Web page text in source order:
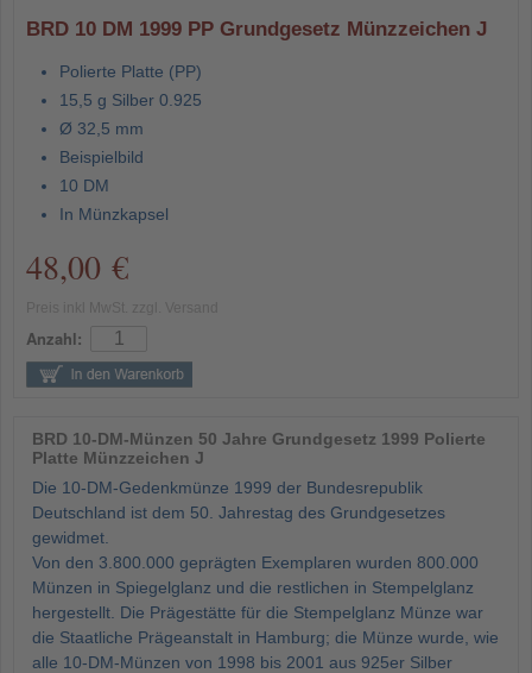
BRD 10 DM 1999 PP Grundgesetz Münzzeichen J
Polierte Platte (PP)
15,5 g Silber 0.925
Ø 32,5 mm
Beispielbild
10 DM
In Münzkapsel
48,00 €
Anzahl:
BRD 10-DM-Münzen 50 Jahre Grundgesetz 1999 Polierte
Platte Münzzeichen J
Die 10-DM-Gedenkmünze 1999 der Bundesrepublik
Deutschland ist dem 50. Jahrestag des Grundgesetzes
gewidmet.
Von den 3.800.000 geprägten Exemplaren wurden 800.000
Münzen in Spiegelglanz und die restlichen in Stempelglanz
hergestellt. Die Prägestätte für die Stempelglanz Münze war
die Staatliche Prägeanstalt in Hamburg; die Münze wurde, wie
alle 10-DM-Münzen von 1998 bis 2001 aus 925er Silber